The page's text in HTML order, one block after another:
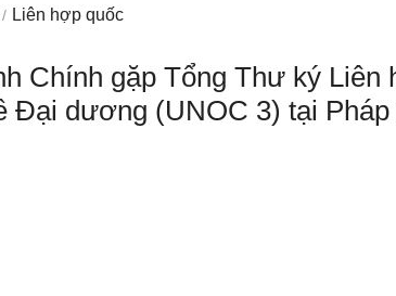
Liên hợp quốc
Chính gặp Tổng Thư ký
Đại dương (UNOC 3) tại Pháp